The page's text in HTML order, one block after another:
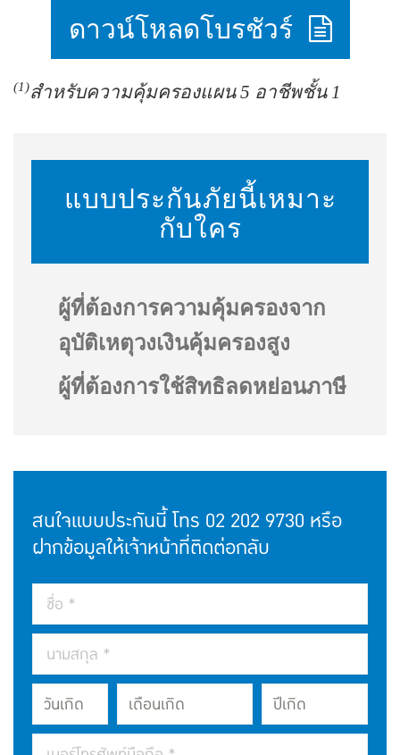
ดาวน์โหลดโบรชัวร์
(1)สำหรับความคุ้มครองแผน 5 อาชีพชั้น 1
แบบประกันภัยนี้เหมาะ
กับใคร
ผู้ที่ต้องการความคุ้มครองจาก
อุบัติเหตุวงเงินคุ้มครองสูง
ผู้ที่ต้องการใช้สิทธิลดหย่อนภาษี
สนใจแบบประกันนี้ โทร 02 202 9730 หรือ
ฝากข้อมูลให้เจ้าหน้าที่ติดต่อกลับ